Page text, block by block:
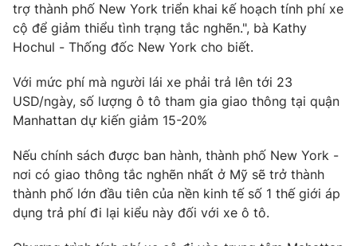
Theo dõi báo trên
Cơ quan chủ quản:Đài Truyền hình Việt Nam
Cơ quan báo chí:
Thời báo VTV
cấp ngày 29/12/2023
Tổng Biên tập:Vũ Thanh Thủy
Phó Tổng Biên tập:Nguyễn Thị Mỹ Hạnh, Phạm Quốc Thắng,
Nguyễn Trọng Ninh
trợ thành phố New York triển khai kế hoạch tính phí xe
cộ để giảm thiểu tình trạng tắc nghẽn.", bà Kathy
Hochul - Thống đốc New York cho biết.
Với mức phí mà người lái xe phải trả lên tới 23
USD/ngày, số lượng ô tô tham gia giao thông tại quận
Manhattan dự kiến giảm 15-20%
Nếu chính sách được ban hành, thành phố New York -
nơi có giao thông tắc nghẽn nhất ở Mỹ sẽ trở thành
thành phố lớn đầu tiên của nền kinh tế số 1 thế giới áp
dụng trả phí đi lại kiểu này đối với xe ô tô.